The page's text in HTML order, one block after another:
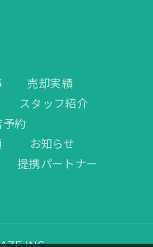
売却実績
スタッフ紹介
予約
お知らせ
提携パートナー